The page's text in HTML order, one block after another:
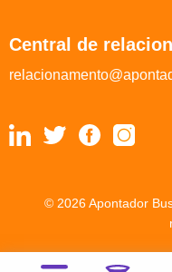
Central de
© 2026 Apontador